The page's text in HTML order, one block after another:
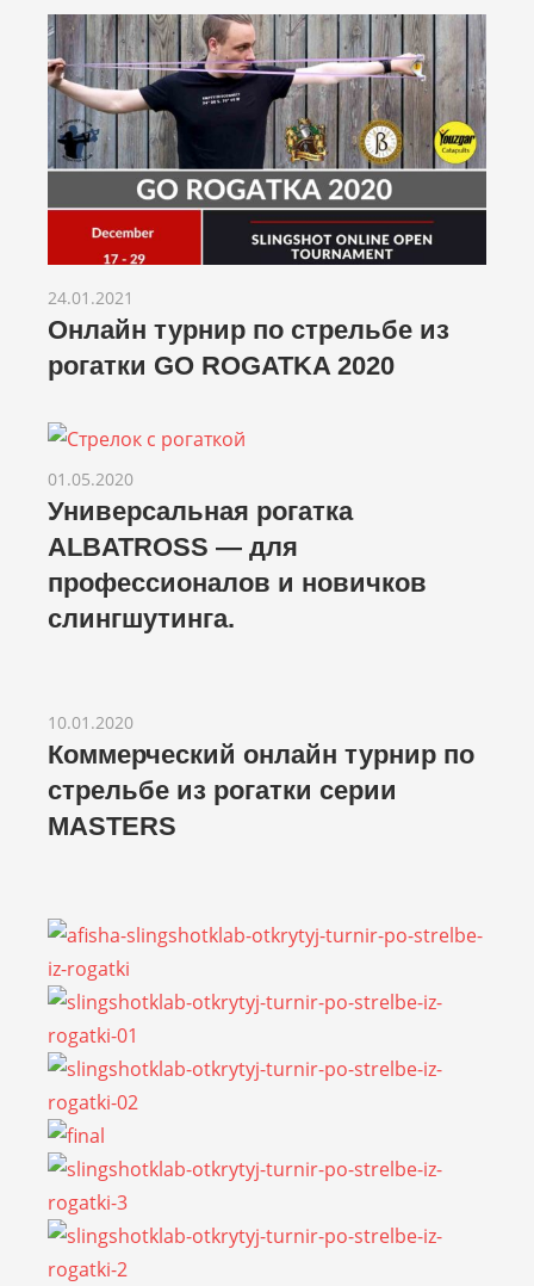
24.01.2021
Онлайн турнир по стрельбе из
рогатки GO ROGATKA 2020
01.05.2020
Универсальная рогатка
ALBATROSS — для
профессионалов и новичков
слингшутинга.
10.01.2020
Коммерческий онлайн турнир по
стрельбе из рогатки серии
MASTERS